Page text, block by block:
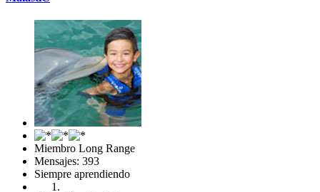
Miembro Long Range
Mensajes: 393
Siempre aprendiendo